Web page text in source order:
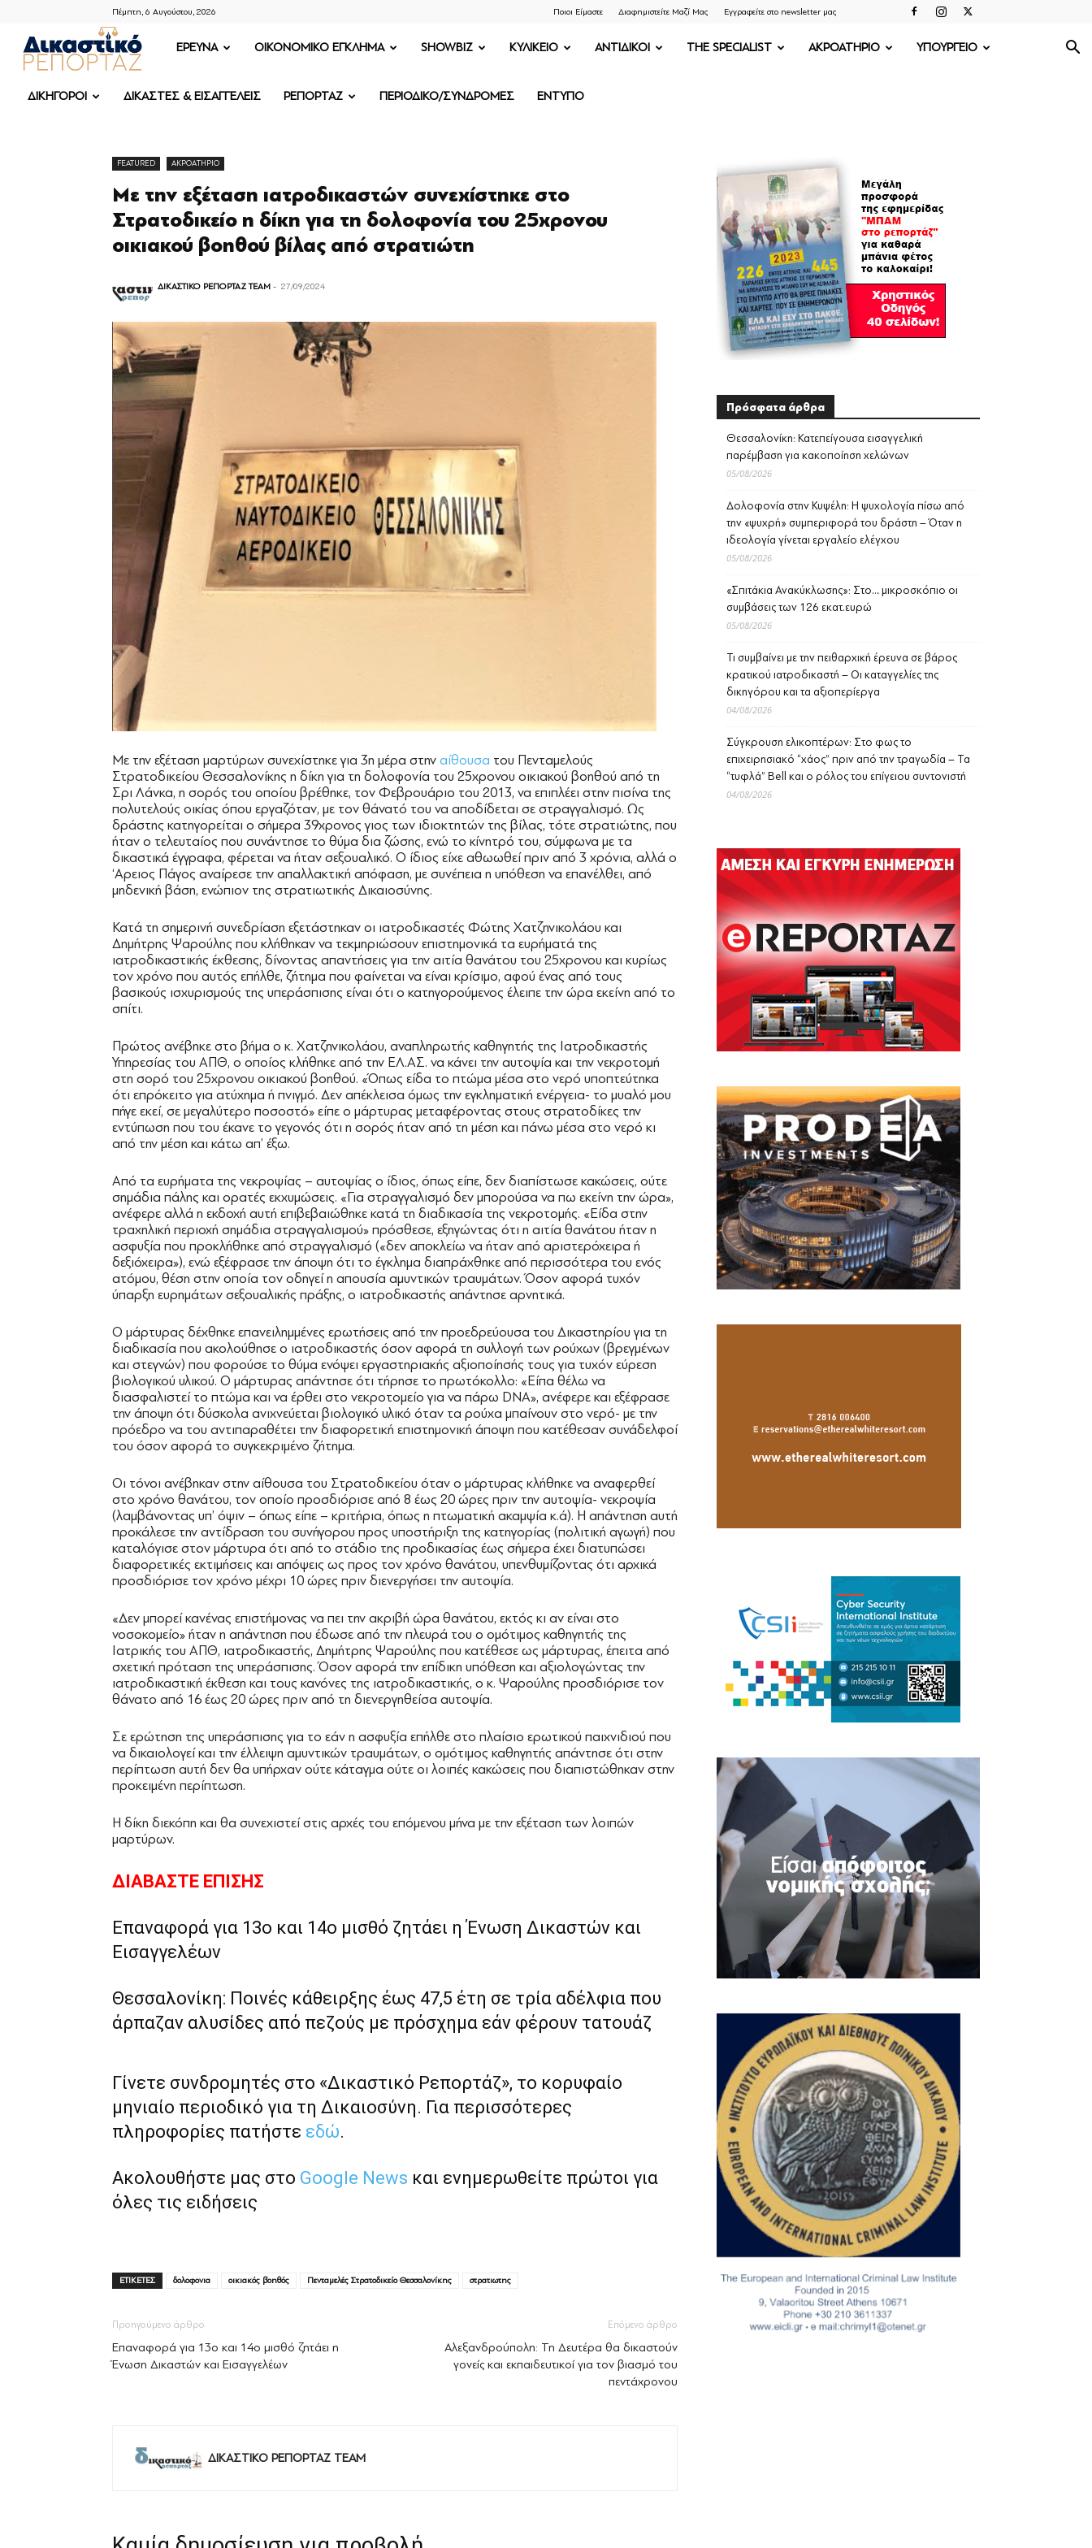
Πέμπτη, 6 Αυγούστου, 2026 Ποιοι Είμαστε Διαφημιστείτε Μαζί Μας Εγγραφείτε στο newsletter μας
ΔΙΚΑΣΤΙΚΟ
ΡΕΠΟΡΤΑΖ
ΕΡΕΥΝΑ OIKONOMIKO ΕΓΚΛΗΜΑ SHOWBIZ ΚΥΛΙΚΕΙΟ ΑΝΤΙΔΙΚΟΙ THE SPECIALIST ΑΚΡΟΑΤΗΡΙΟ ΥΠΟΥΡΓΕΙΟ
ΔΙΚΗΓΟΡΟΙ ΔΙΚΑΣΤΕΣ & ΕΙΣΑΓΓΕΛΕΙΣ ΡΕΠΟΡΤΑΖ ΠΕΡΙΟΔΙΚΟ/ΣΥΝΔΡΟΜΕΣ ΕΝΤΥΠΟ
FEATURED ΑΚΡΟΑΤΗΡΙΟ
Με την εξέταση ιατροδικαστών συνεχίστηκε στο
Στρατοδικείο η δίκη για τη δολοφονία του 25χρονου
οικιακού βοηθού βίλας από στρατιώτη
ΔΙΚΑΣΤΙΚΟ ΡΕΠΟΡΤΑΖ TEAM - 27/09/2024
Με την εξέταση μαρτύρων συνεχίστηκε για 3η μέρα στην αίθουσα του Πενταμελούς
Στρατοδικείου Θεσσαλονίκης η δίκη για τη δολοφονία του 25χρονου οικιακού βοηθού από τη
Σρι Λάνκα, η σορός του οποίου βρέθηκε, τον Φεβρουάριο του 2013, να επιπλέει στην πισίνα της
πολυτελούς οικίας όπου εργαζόταν, με τον θάνατό του να αποδίδεται σε στραγγαλισμό. Ως
δράστης κατηγορείται ο σήμερα 39χρονος γιος των ιδιοκτητών της βίλας, τότε στρατιώτης, που
ήταν ο τελευταίος που συνάντησε το θύμα δια ζώσης, ενώ το κίνητρό του, σύμφωνα με τα
δικαστικά έγγραφα, φέρεται να ήταν σεξουαλικό. Ο ίδιος είχε αθωωθεί πριν από 3 χρόνια, αλλά ο
‘Αρειος Πάγος αναίρεσε την απαλλακτική απόφαση, με συνέπεια η υπόθεση να επανέλθει, από
μηδενική βάση, ενώπιον της στρατιωτικής Δικαιοσύνης.
Κατά τη σημερινή συνεδρίαση εξετάστηκαν οι ιατροδικαστές Φώτης Χατζηνικολάου και
Δημήτρης Ψαρούλης που κλήθηκαν να τεκμηριώσουν επιστημονικά τα ευρήματά της
ιατροδικαστικής έκθεσης, δίνοντας απαντήσεις για την αιτία θανάτου του 25χρονου και κυρίως
τον χρόνο που αυτός επήλθε, ζήτημα που φαίνεται να είναι κρίσιμο, αφού ένας από τους
βασικούς ισχυρισμούς της υπεράσπισης είναι ότι ο κατηγορούμενος έλειπε την ώρα εκείνη από το
σπίτι.
Πρώτος ανέβηκε στο βήμα ο κ. Χατζηνικολάου, αναπληρωτής καθηγητής της Ιατροδικαστής
Υπηρεσίας του ΑΠΘ, ο οποίος κλήθηκε από την ΕΛ.ΑΣ. να κάνει την αυτοψία και την νεκροτομή
στη σορό του 25χρονου οικιακού βοηθού. «Όπως είδα το πτώμα μέσα στο νερό υποπτεύτηκα
ότι επρόκειτο για ατύχημα ή πνιγμό. Δεν απέκλεισα όμως την εγκληματική ενέργεια- το μυαλό μου
πήγε εκεί, σε μεγαλύτερο ποσοστό» είπε ο μάρτυρας μεταφέροντας στους στρατοδίκες την
εντύπωση που του έκανε το γεγονός ότι η σορός ήταν από τη μέση και πάνω μέσα στο νερό κι
από την μέση και κάτω απ’ έξω.
Από τα ευρήματα της νεκροψίας – αυτοψίας ο ίδιος, όπως είπε, δεν διαπίστωσε κακώσεις, ούτε
σημάδια πάλης και ορατές εκχυμώσεις. «Για στραγγαλισμό δεν μπορούσα να πω εκείνη την ώρα»,
ανέφερε αλλά η εκδοχή αυτή επιβεβαιώθηκε κατά τη διαδικασία της νεκροτομής. «Είδα στην
τραχηλική περιοχή σημάδια στραγγαλισμού» πρόσθεσε, εξηγώντας ότι η αιτία θανάτου ήταν η
ασφυξία που προκλήθηκε από στραγγαλισμό («δεν αποκλείω να ήταν από αριστερόχειρα ή
δεξιόχειρα»), ενώ εξέφρασε την άποψη ότι το έγκλημα διαπράχθηκε από περισσότερα του ενός
ατόμου, θέση στην οποία τον οδηγεί η απουσία αμυντικών τραυμάτων. Όσον αφορά τυχόν
ύπαρξη ευρημάτων σεξουαλικής πράξης, ο ιατροδικαστής απάντησε αρνητικά.
Ο μάρτυρας δέχθηκε επανειλημμένες ερωτήσεις από την προεδρεύουσα του Δικαστηρίου για τη
διαδικασία που ακολούθησε ο ιατροδικαστής όσον αφορά τη συλλογή των ρούχων (βρεγμένων
και στεγνών) που φορούσε το θύμα ενόψει εργαστηριακής αξιοποίησής τους για τυχόν εύρεση
βιολογικού υλικού. Ο μάρτυρας απάντησε ότι τήρησε το πρωτόκολλο: «Είπα θέλω να
διασφαλιστεί το πτώμα και να έρθει στο νεκροτομείο για να πάρω DNA», ανέφερε και εξέφρασε
την άποψη ότι δύσκολα ανιχνεύεται βιολογικό υλικό όταν τα ρούχα μπαίνουν στο νερό- με την
πρόεδρο να του αντιπαραθέτει την διαφορετική επιστημονική άποψη που κατέθεσαν συνάδελφοί
του όσον αφορά το συγκεκριμένο ζήτημα.
Οι τόνοι ανέβηκαν στην αίθουσα του Στρατοδικείου όταν ο μάρτυρας κλήθηκε να αναφερθεί
στο χρόνο θανάτου, τον οποίο προσδιόρισε από 8 έως 20 ώρες πριν την αυτοψία- νεκροψία
(λαμβάνοντας υπ’ όψιν – όπως είπε – κριτήρια, όπως η πτωματική ακαμψία κ.ά). Η απάντηση αυτή
προκάλεσε την αντίδραση του συνήγορου προς υποστήριξη της κατηγορίας (πολιτική αγωγή) που
καταλόγισε στον μάρτυρα ότι από το στάδιο της προδικασίας έως σήμερα έχει διατυπώσει
διαφορετικές εκτιμήσεις και απόψεις ως προς τον χρόνο θανάτου, υπενθυμίζοντας ότι αρχικά
προσδιόρισε τον χρόνο μέχρι 10 ώρες πριν διενεργήσει την αυτοψία.
«Δεν μπορεί κανένας επιστήμονας να πει την ακριβή ώρα θανάτου, εκτός κι αν είναι στο
νοσοκομείο» ήταν η απάντηση που έδωσε από την πλευρά του ο ομότιμος καθηγητής της
Ιατρικής του ΑΠΘ, ιατροδικαστής, Δημήτρης Ψαρούλης που κατέθεσε ως μάρτυρας, έπειτα από
σχετική πρόταση της υπεράσπισης. Όσον αφορά την επίδικη υπόθεση και αξιολογώντας την
ιατροδικαστική έκθεση και τους κανόνες της ιατροδικαστικής, ο κ. Ψαρούλης προσδιόρισε τον
θάνατο από 16 έως 20 ώρες πριν από τη διενεργηθείσα αυτοψία.
Σε ερώτηση της υπεράσπισης για το εάν η ασφυξία επήλθε στο πλαίσιο ερωτικού παιχνιδιού που
να δικαιολογεί και την έλλειψη αμυντικών τραυμάτων, ο ομότιμος καθηγητής απάντησε ότι στην
περίπτωση αυτή δεν θα υπήρχαν ούτε κάταγμα ούτε οι λοιπές κακώσεις που διαπιστώθηκαν στην
προκειμένη περίπτωση.
Η δίκη διεκόπη και θα συνεχιστεί στις αρχές του επόμενου μήνα με την εξέταση των λοιπών
μαρτύρων.
ΔΙΑΒΑΣΤΕ ΕΠΙΣΗΣ
Επαναφορά για 13ο και 14ο μισθό ζητάει η Ένωση Δικαστών και
Εισαγγελέων
Θεσσαλονίκη: Ποινές κάθειρξης έως 47,5 έτη σε τρία αδέλφια που
άρπαζαν αλυσίδες από πεζούς με πρόσχημα εάν φέρουν τατουάζ
Γίνετε συνδρομητές στο «Δικαστικό Ρεπορτάζ», το κορυφαίο
μηνιαίο περιοδικό για τη Δικαιοσύνη. Για περισσότερες
πληροφορίες πατήστε εδώ.
Ακολουθήστε μας στο Google News και ενημερωθείτε πρώτοι για
όλες τις ειδήσεις
ΕΤΙΚΕΤΕΣ δολοφονια οικιακός βοηθός Πενταμελές Στρατοδικείο Θεσσαλονίκης στρατιωτης
Προηγούμενο άρθρο
Επαναφορά για 13ο και 14ο μισθό ζητάει η
Ένωση Δικαστών και Εισαγγελέων
Επόμενο άρθρο
Αλεξανδρούπολη: Τη Δευτέρα θα δικαστούν
γονείς και εκπαιδευτικοί για τον βιασμό του
πεντάχρονου
ΔΙΚΑΣΤΙΚΟ ΡΕΠΟΡΤΑΖ TEAM
Πρόσφατα άρθρα
Θεσσαλονίκη: Κατεπείγουσα εισαγγελική
παρέμβαση για κακοποίηση χελώνων
05/08/2026
Δολοφονία στην Κυψέλη: Η ψυχολογία πίσω από
την «ψυχρή» συμπεριφορά του δράστη – Όταν η
ιδεολογία γίνεται εργαλείο ελέγχου
05/08/2026
«Σπιτάκια Ανακύκλωσης»: Στο… μικροσκόπιο οι
συμβάσεις των 126 εκατ.ευρώ
05/08/2026
Τι συμβαίνει με την πειθαρχική έρευνα σε βάρος
κρατικού ιατροδικαστή – Οι καταγγελίες της
δικηγόρου και τα αξιοπερίεργα
04/08/2026
Σύγκρουση ελικοπτέρων: Στο φως το
επιχειρησιακό “χάος” πριν από την τραγωδία – Τα
“τυφλά” Bell και ο ρόλος του επίγειου συντονιστή
04/08/2026